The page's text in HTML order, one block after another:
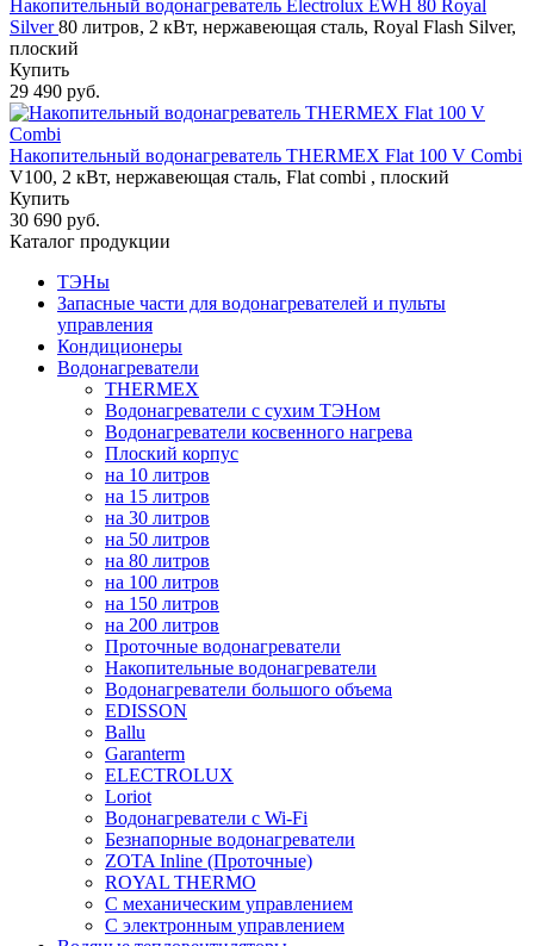
Накопительный водонагреватель Electrolux EWH 80 Royal
Silver80 литров, 2 кВт, нержавеющая сталь, Royal Flash Silver,
плоский
Купить
29 490 руб.
Накопительный водонагреватель THERMEX Flat 100 V Combi
V100, 2 кВт, нержавеющая сталь, Flat combi , плоский
Купить
30 690 руб.
Каталог продукции
ТЭНы
Запасные части для водонагревателей и пульты
управления
Кондиционеры
Водонагреватели
THERMEX
Водонагреватели с сухим ТЭНом
Водонагреватели косвенного нагрева
Плоский корпус
на 10 литров
на 15 литров
на 30 литров
на 50 литров
на 80 литров
на 100 литров
на 150 литров
на 200 литров
Проточные водонагреватели
Накопительные водонагреватели
Водонагреватели большого объема
EDISSON
Ballu
Garanterm
ELECTROLUX
Loriot
Водонагреватели с Wi-Fi
Безнапорные водонагреватели
ZOTA Inline (Проточные)
ROYAL THERMO
С механическим управлением
С электронным управлением